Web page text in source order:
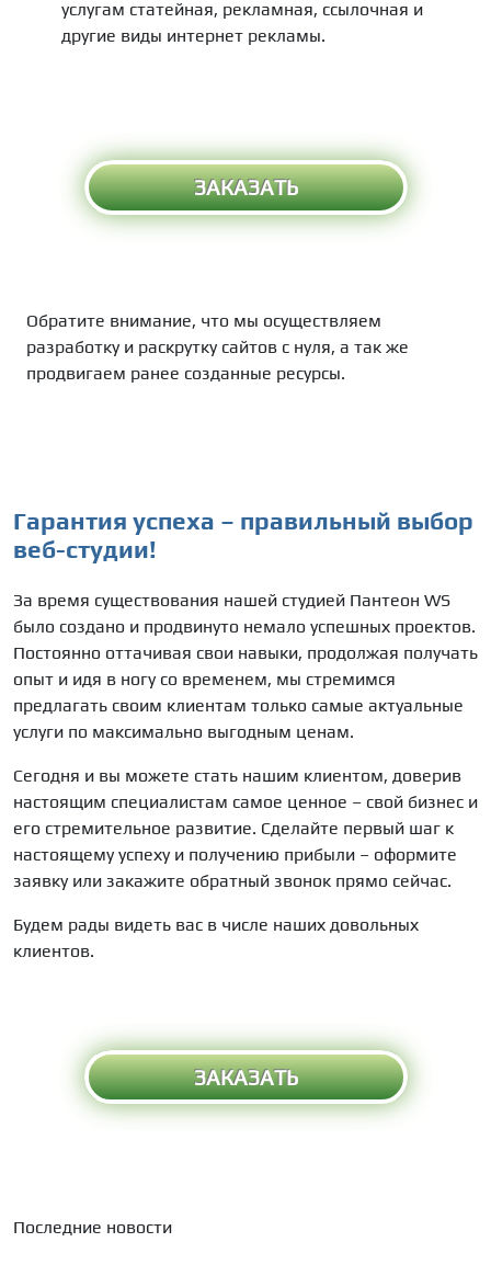
услугам статейная, рекламная, ссылочная и
другие виды интернет рекламы.
ЗАКАЗАТЬ
Обратите внимание, что мы осуществляем
разработку и раскрутку сайтов с нуля, а так же
продвигаем ранее созданные ресурсы.
Гарантия успеха – правильный выбор
веб-студии!
За время существования нашей студией Пантеон WS
было создано и продвинуто немало успешных проектов.
Постоянно оттачивая свои навыки, продолжая получать
опыт и идя в ногу со временем, мы стремимся
предлагать своим клиентам только самые актуальные
услуги по максимально выгодным ценам.
Сегодня и вы можете стать нашим клиентом, доверив
настоящим специалистам самое ценное – свой бизнес и
его стремительное развитие. Сделайте первый шаг к
настоящему успеху и получению прибыли – оформите
заявку или закажите обратный звонок прямо сейчас.
Будем рады видеть вас в числе наших довольных
клиентов.
ЗАКАЗАТЬ
Последние новости